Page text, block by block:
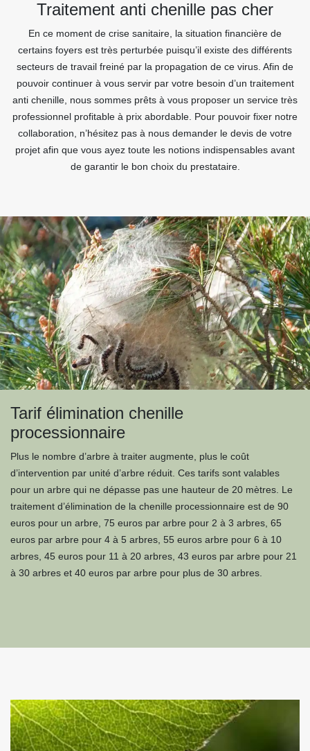
Traitement anti chenille pas cher
En ce moment de crise sanitaire, la situation financière de
certains foyers est très perturbée puisqu’il existe des différents
secteurs de travail freiné par la propagation de ce virus. Afin de
pouvoir continuer à vous servir par votre besoin d’un traitement
anti chenille, nous sommes prêts à vous proposer un service très
professionnel profitable à prix abordable. Pour pouvoir fixer notre
collaboration, n’hésitez pas à nous demander le devis de votre
projet afin que vous ayez toute les notions indispensables avant
de garantir le bon choix du prestataire.
Tarif élimination chenille
processionnaire
Plus le nombre d’arbre à traiter augmente, plus le coût
d’intervention par unité d’arbre réduit. Ces tarifs sont valables
pour un arbre qui ne dépasse pas une hauteur de 20 mètres. Le
traitement d’élimination de la chenille processionnaire est de 90
euros pour un arbre, 75 euros par arbre pour 2 à 3 arbres, 65
euros par arbre pour 4 à 5 arbres, 55 euros arbre pour 6 à 10
arbres, 45 euros pour 11 à 20 arbres, 43 euros par arbre pour 21
à 30 arbres et 40 euros par arbre pour plus de 30 arbres.